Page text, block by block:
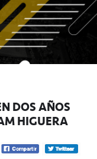
DOS AÑOS
HIGUERA